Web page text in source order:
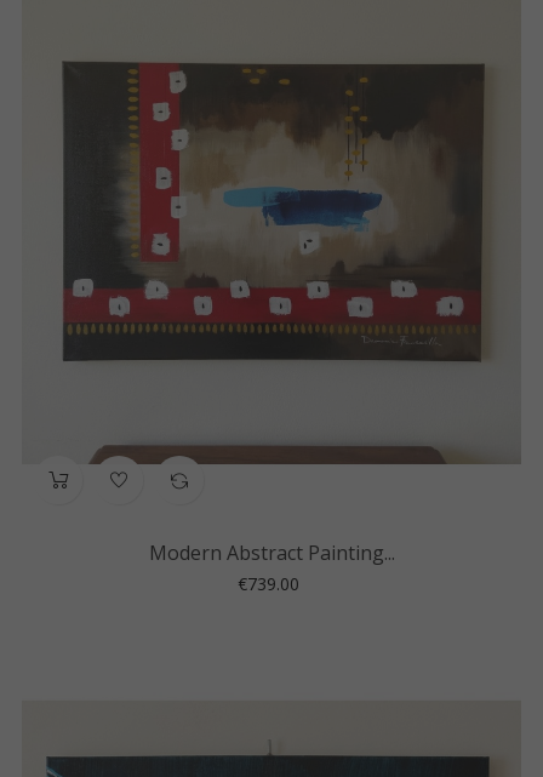
Modern Abstract Painting...
Price
€739.00